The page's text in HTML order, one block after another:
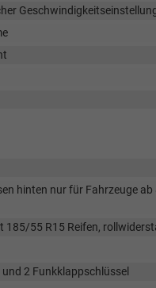
hinten nur für Fahrzeuge
185/55 R15 Reifen,
2 Funkklappschlüssel